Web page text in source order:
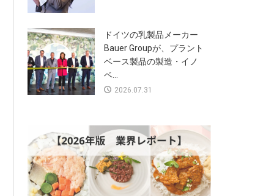
ドイツの乳製品メーカー
Bauer Groupが、プラント
ベース製品の製造・イノ
ベ...
2026.07.31